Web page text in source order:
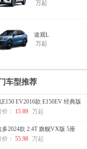
万起
途观L
万起
车型推荐
E150 EV2016款 E150EV 经典版
：
15.89 万起
多2024款 2.4T 旗舰VX版 5座
： 55.98 万起